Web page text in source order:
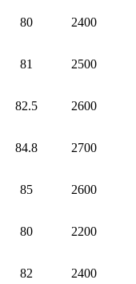
80 2400
81 2500
82.5 2600
84.8 2700
85 2600
80 2200
82 2400